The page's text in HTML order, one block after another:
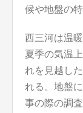
候や地盤の
西三河は温
夏季の気温
れを見越し
れる。地盤
事の際の調